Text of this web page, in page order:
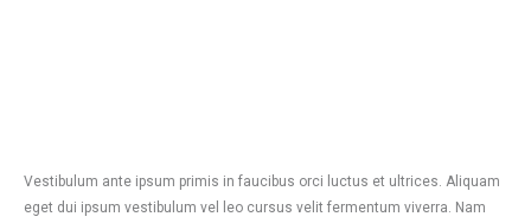
Vestibulum ante ipsum primis in faucibus orci luctus et ultrices. Aliquam
eget dui ipsum vestibulum vel leo cursus velit fermentum viverra. Nam